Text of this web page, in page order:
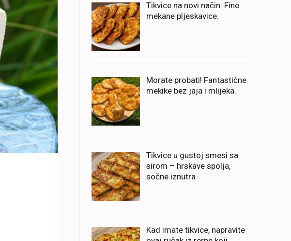
Tikvice na novi način: Fine
mekane pljeskavice.
Morate probati! Fantastične
mekike bez jaja i mlijeka.
Tikvice u gustoj smesi sa
sirom – hrskave spolja,
sočne iznutra
Kad imate tikvice, napravite